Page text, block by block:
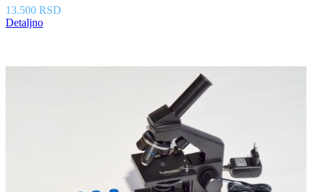
13.500 RSD
Detaljno